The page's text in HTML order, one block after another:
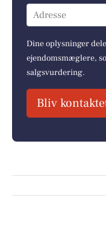
Adresse
Dine oplysninger
ejendomsmæglere,
salgsvurdering.
Bliv